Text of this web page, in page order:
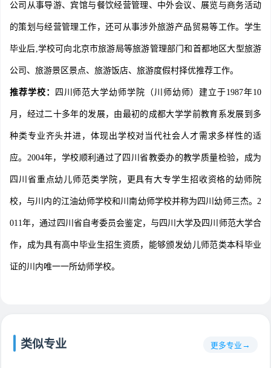
公司从事导游、宾馆与餐饮经营管理、中外会议、展览与商务活动
的策划与经营管理工作，还可从事涉外旅游产品贸易等工作。学生
毕业后,学校可向北京市旅游局等旅游管理部门和首都地区大型旅游
公司、旅游景区景点、旅游饭店、旅游度假村择优推荐工作。
推荐学校： 四川师范大学幼师学院（川师幼师）建立于1987年10
月，经过二十多年的发展，由最初的成都大学学前教育系发展到多
种类专业齐头并进，体现出学校对当代社会人才需求多样性的适
应。2004年，学校顺利通过了四川省教委办的教学质量检验，成为
四川省重点幼儿师范类学院，更具有大专学生招收资格的幼师院
校，与川内的江油幼师学校和川南幼师学校并称为四川幼师三杰。2
011年，通过四川省自考委员会鉴定，与四川大学及四川师范大学合
作，成为具有高中毕业生招生资质，能够颁发幼儿师范类本科毕业
证的川内唯一一所幼师学校。
类似专业 更多专业